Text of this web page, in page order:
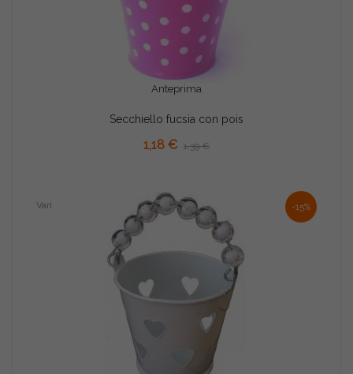
Anteprima
Secchiello fucsia con pois
1,18 € 1,39 €
-15%
Vari